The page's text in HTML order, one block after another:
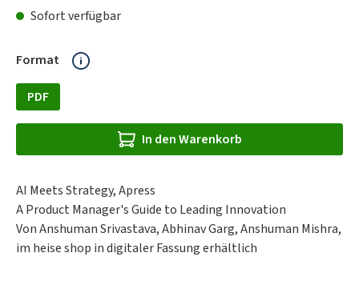
Sofort verfügbar
Format auswählen
PDF
In den Warenkorb
AI Meets Strategy, Apress
A Product Manager's Guide to Leading Innovation
Von Anshuman Srivastava, Abhinav Garg, Anshuman Mishra,
im heise shop in digitaler Fassung erhältlich